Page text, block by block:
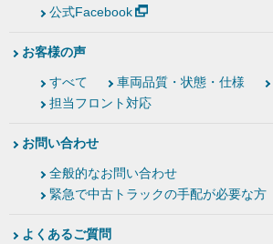
公式Facebook
お客様の声
すべて 車両品質・状態・仕様
担当フロント対応
お問い合わせ
全般的なお問い合わせ
緊急で中古トラックの手配が必要な方
よくあるご質問